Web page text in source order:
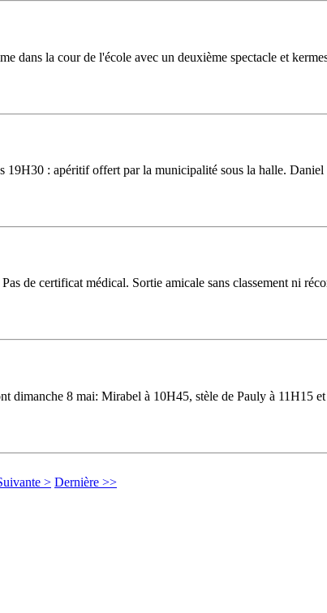
dans la cour de l'école avec un deuxième spectacle et
: apéritif offert par la municipalité sous la halle. Daniel
de certificat médical. Sortie amicale sans classement ni
dimanche 8 mai: Mirabel à 10H45, stèle de Pauly à 11H15
> Dernière >>